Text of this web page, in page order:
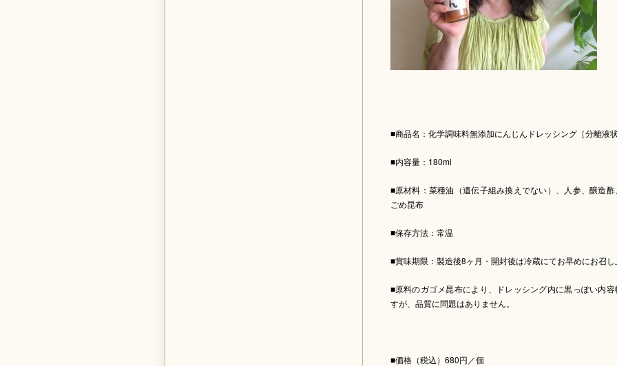
■商品名：化学調味料無添加にんじんドレッシング［分離液
■内容量：180ml
■原材料：菜種油（遺伝子組み換えでない）、人参、醸造
ごめ昆布
■保存方法：常温
■賞味期限：製造後8ヶ月・開封後は冷蔵にてお早めにお召し
■原料のガゴメ昆布により、ドレッシング内に黒っぽい内
すが、品質に問題はありません。
■価格（税込）680円／個